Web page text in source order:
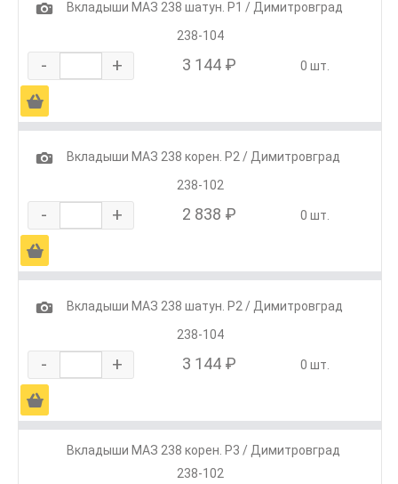
1
Вкладыши МАЗ 238 шатун. Р1 / Димитровград
238-104
- + 3 144 ₽ 0 шт.
Ä
1
Вкладыши МАЗ 238 корен. Р2 / Димитровград
238-102
- + 2 838 ₽ 0 шт.
Ä
1
Вкладыши МАЗ 238 шатун. Р2 / Димитровград
238-104
- + 3 144 ₽ 0 шт.
Ä
Вкладыши МАЗ 238 корен. Р3 / Димитровград
238-102